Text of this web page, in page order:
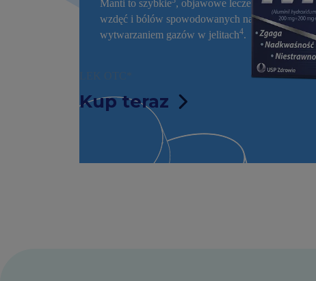
Manti to szybkie , objawowe leczenie zgagi oraz
wzdęć i bólów spowodowanych nadmiernym
wytwarzaniem gazów w jelitach4.
Kup teraz